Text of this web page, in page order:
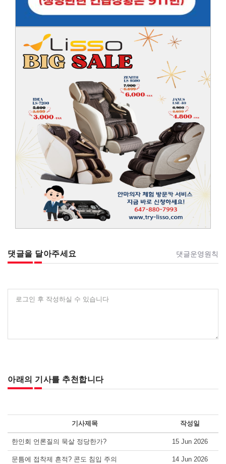
댓글을 달아주세요 댓글운영원칙
로그인 후 작성하실 수 있습니다
아래의 기사를 추천합니다
기사제목 작성일
한인회 언론질의 묵살 정당한가? 15 Jun 2026
문틈에 접착제 흔적? 콘도 침입 주의 14 Jun 2026